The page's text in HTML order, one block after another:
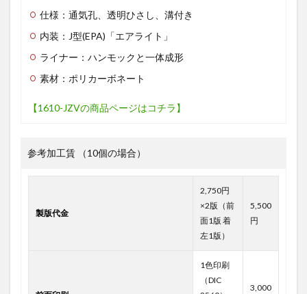
仕様：通気孔、透明ひさし、溝付き
内装：J型(EPA)「エアライト」
ライナー：ハンモックと一体成形
素材：ポリカーボネート
【1610-JZVの商品ページはコチラ】
参考加工賃 （10個の場合）
製版代金
2,750円
×2版（前
面1版 着
左1版）
5,500
円
1色印刷
（DIC
3,000